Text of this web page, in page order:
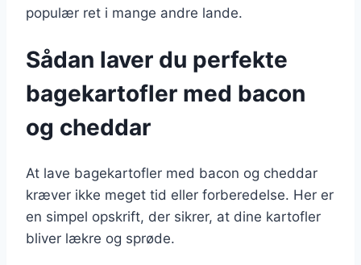
populær ret i mange andre lande.
Sådan laver du perfekte
bagekartofler med bacon
og cheddar
At lave bagekartofler med bacon og cheddar
kræver ikke meget tid eller forberedelse. Her er
en simpel opskrift, der sikrer, at dine kartofler
bliver lækre og sprøde.